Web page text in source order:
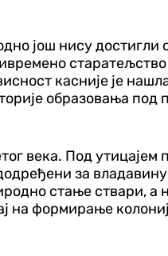
још нису достигли
старатељство
касније је
образовања под
века. Под утицајем
за
стање ствари, а
на формирање